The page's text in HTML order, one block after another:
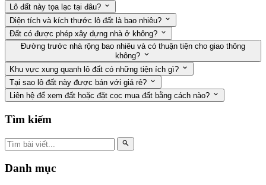
Lô đất này tọa lạc tại đâu?
Diện tích và kích thước lô đất là bao nhiêu?
Đất có được phép xây dựng nhà ở không?
Đường trước nhà rộng bao nhiêu và có thuận tiện cho giao thông
không?
Khu vực xung quanh lô đất có những tiện ích gì?
Tại sao lô đất này được bán với giá rẻ?
Liên hệ để xem đất hoặc đặt cọc mua đất bằng cách nào?
Tìm kiếm
Danh mục